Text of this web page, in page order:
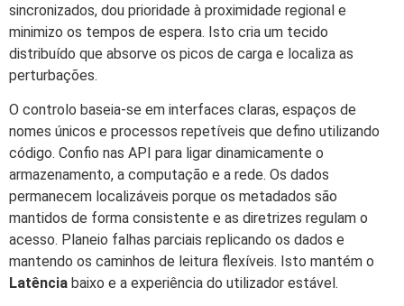
sincronizados, dou prioridade à proximidade regional e
minimizo os tempos de espera. Isto cria um tecido
distribuído que absorve os picos de carga e localiza as
perturbações.
O controlo baseia-se em interfaces claras, espaços de
nomes únicos e processos repetíveis que defino utilizando
código. Confio nas API para ligar dinamicamente o
armazenamento, a computação e a rede. Os dados
permanecem localizáveis porque os metadados são
mantidos de forma consistente e as diretrizes regulam o
acesso. Planeio falhas parciais replicando os dados e
mantendo os caminhos de leitura flexíveis. Isto mantém o
Latência baixo e a experiência do utilizador estável.